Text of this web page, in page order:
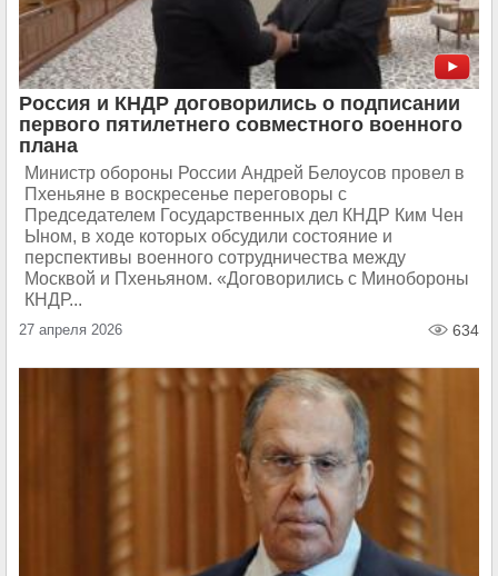
Россия и КНДР договорились о подписании
первого пятилетнего совместного военного
плана
Министр обороны России Андрей Белоусов провел в
Пхеньяне в воскресенье переговоры с
Председателем Государственных дел КНДР Ким Чен
Ыном, в ходе которых обсудили состояние и
перспективы военного сотрудничества между
Москвой и Пхеньяном. «Договорились с Минобороны
КНДР...
27 апреля 2026 634